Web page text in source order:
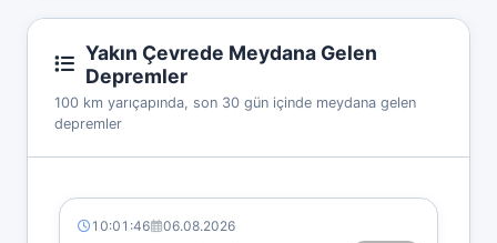
Yakın Çevrede Meydana Gelen
Depremler
100 km yarıçapında, son 30 gün içinde meydana gelen
depremler
10:01:46 06.08.2026